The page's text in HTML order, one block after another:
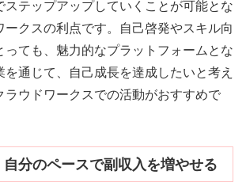
ステップアップしていくことが可能とな
ークスの利点です。自己啓発やスキル向
っても、魅力的なプラットフォームとな
を通じて、自己成長を達成したいと考え
ラウドワークスでの活動がおすすめで
自分のペースで副収入を増やせる